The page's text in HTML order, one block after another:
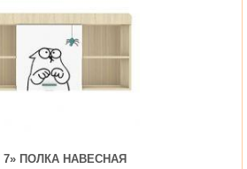
7» ПОЛКА НАВЕСНАЯ